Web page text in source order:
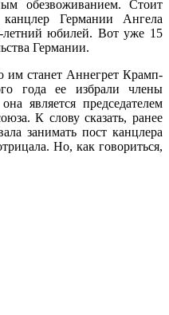
обезвоживанием. Стоит
Германии Ангела
летний юбилей. Вот уже 15
Германии.
им станет Аннегрет Крамп-
года ее избрали члены
является председателем
К слову сказать, ранее
занимать пост канцлера
Но, как говориться,